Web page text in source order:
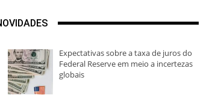
Expectativas sobre a taxa de juros do
Federal Reserve em meio a incertezas
globais